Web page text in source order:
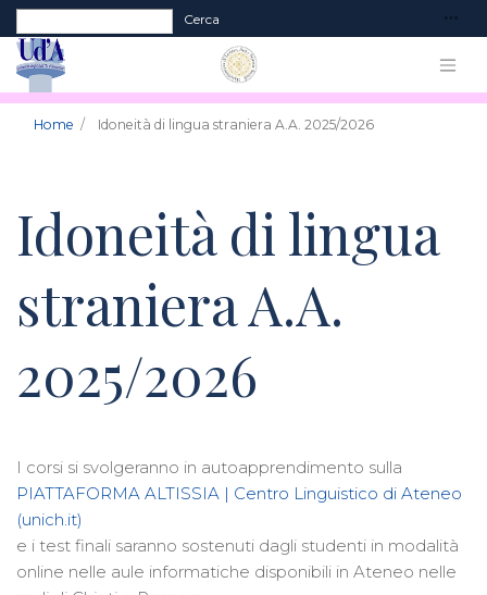
Form di ricerca
Cerca
Home Idoneità di lingua straniera A.A. 2025/2026
Idoneità di lingua
straniera A.A.
2025/2026
I corsi si svolgeranno in autoapprendimento sulla
PIATTAFORMA ALTISSIA | Centro Linguistico di Ateneo
(unich.it)
e i test finali saranno sostenuti dagli studenti in modalità
online nelle aule informatiche disponibili in Ateneo nelle